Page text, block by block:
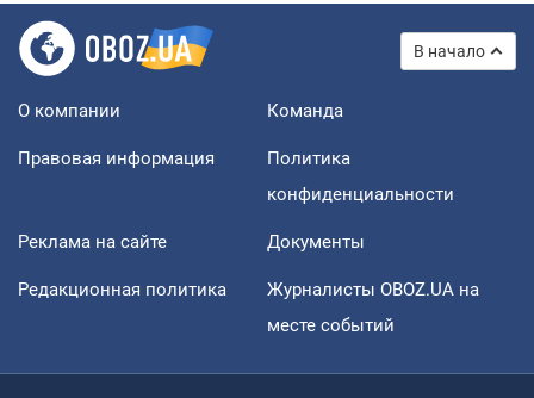
В начало
О компании Команда
Правовая информация
Политика
конфиденциальности
Реклама на сайте Документы
Редакционная политика
Журналисты OBOZ.UA на
месте событий